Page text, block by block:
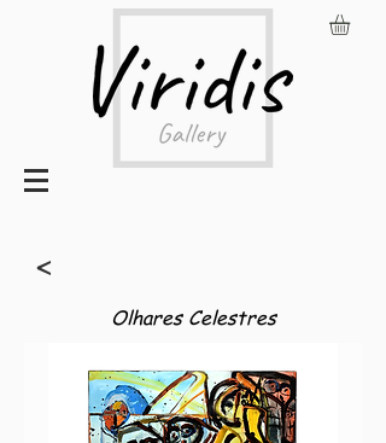
<
Olhares Celestres